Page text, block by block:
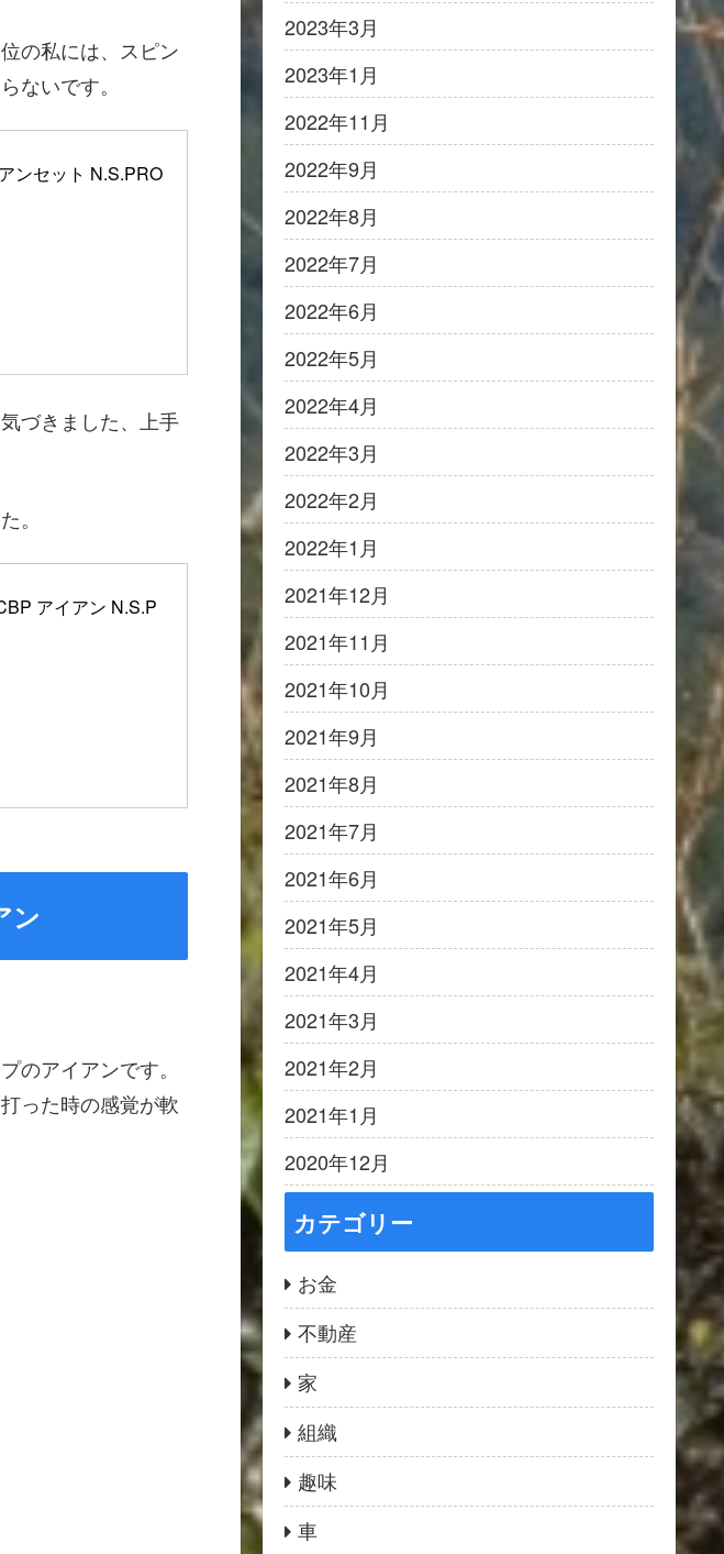
の私には、スピン
ないです。
ンセット N.S.PRO
づきました、上手
。
アイアン N.S.P
ン
のアイアンです。
った時の感覚が軟
2023年3月
2023年1月
2022年11月
2022年9月
2022年8月
2022年7月
2022年6月
2022年5月
2022年4月
2022年3月
2022年2月
2022年1月
2021年12月
2021年11月
2021年10月
2021年9月
2021年8月
2021年7月
2021年6月
2021年5月
2021年4月
2021年3月
2021年2月
2021年1月
2020年12月
カテゴリー
お金
不動産
家
組織
趣味
車